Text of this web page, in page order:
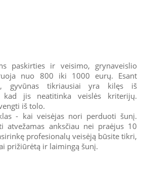
paskirties ir veisimo, grynaveislio
nuo 800 iki 1000 eurų. Esant
gyvūnas tikriausiai yra kilęs iš
kad jis neatitinka veislės kriterijų.
iš tolo.
- kai veisėjas nori perduoti šunį.
atvežamas anksčiau nei praėjus 10
profesionalų veisėją būsite tikri,
prižiūrėtą ir laimingą šunį.